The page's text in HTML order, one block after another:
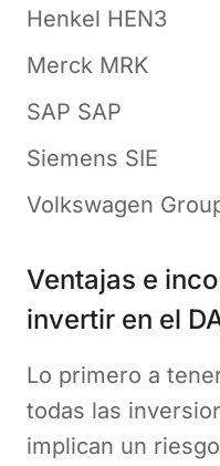
Henkel HEN3
Merck MRK
SAP SAP
Siemens SIE
Volkswagen
Ventajas e
invertir en el
Lo primero a
todas las
implican un